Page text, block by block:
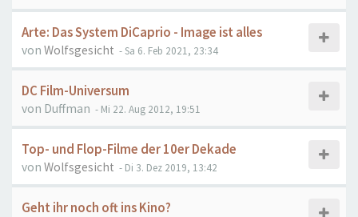
Arte: Das System DiCaprio - Image ist alles
von Wolfsgesicht - Sa 6. Feb 2021, 23:34
DC Film-Universum
von Duffman - Mi 22. Aug 2012, 19:51
Top- und Flop-Filme der 10er Dekade
von Wolfsgesicht - Di 3. Dez 2019, 13:42
Geht ihr noch oft ins Kino?